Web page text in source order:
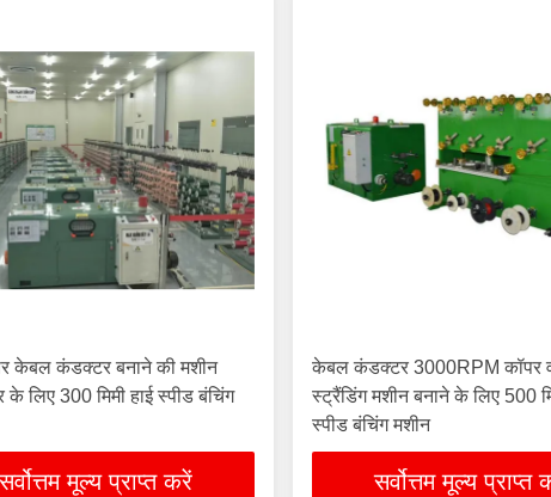
केबल कंडक्टर बनाने की मशीन
के लिए 300 मिमी हाई स्पीड बंचिंग
सर्वोत्तम मूल्य प्राप्त करें
केबल कंडक्टर 3000RPM कॉपर
स्ट्रैंडिंग मशीन बनाने के लिए 500
स्पीड बंचिंग मशीन
सर्वोत्तम मूल्य प्राप्त